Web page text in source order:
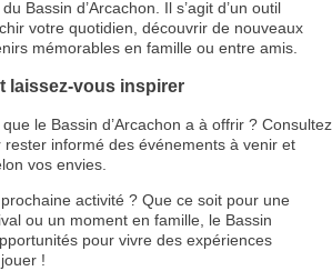
Bassin d’Arcachon. Il s’agit d’un outil
votre quotidien, découvrir de nouveaux
mémorables en famille ou entre amis.
laissez-vous inspirer
le Bassin d’Arcachon a à offrir ? Consultez
rester informé des événements à venir et
vos envies.
activité ? Que ce soit pour une
ou un moment en famille, le Bassin
pour vivre des expériences
!